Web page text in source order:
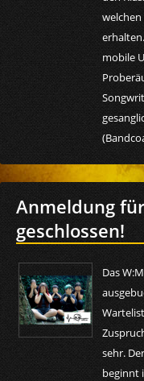
mobile
Anmeldung
geschlossen!
Das
sehr.
beginnt